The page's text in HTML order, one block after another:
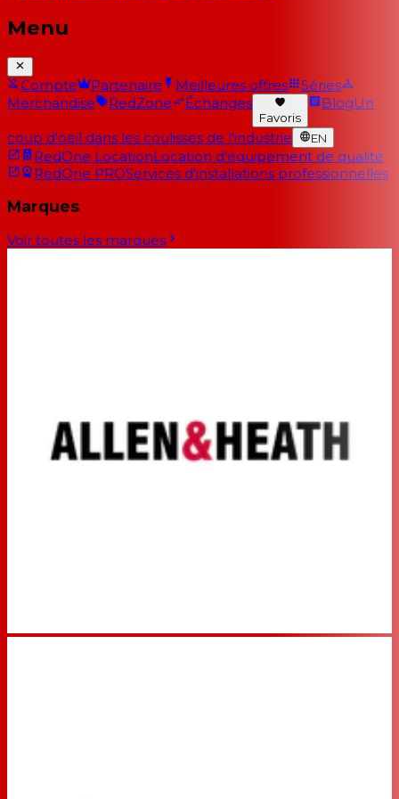
Menu
Compte Partenaire Meilleures offres
Séries
Merchandise
RedZone Échanges
Favoris
BlogUn
coup d'oeil dans les coulisses de l'industrie EN
RedOne LocationLocation d'équipement de qualité
RedOne PROServices d'installations professionnelles
Marques
Voir toutes les marques